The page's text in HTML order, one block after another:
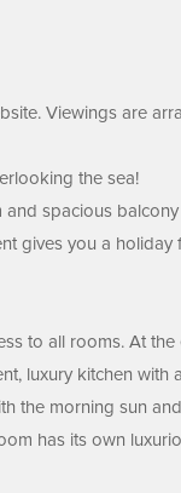
Viewings are
the sea!
spacious
gives you a holiday
to all rooms. At
luxury kitchen with
the morning sun
has its own